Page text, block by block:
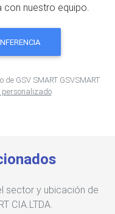
nuestro equipo.
GSV SMART GSVSMART
personalizado
sector y ubicación de
CIA.LTDA.